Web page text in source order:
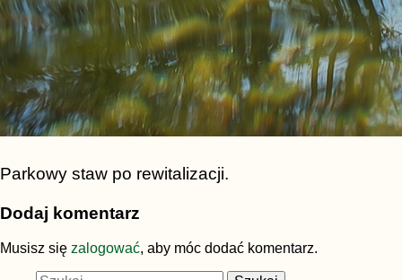
Parkowy staw po rewitalizacji.
Dodaj komentarz
Musisz się zalogować, aby móc dodać komentarz.